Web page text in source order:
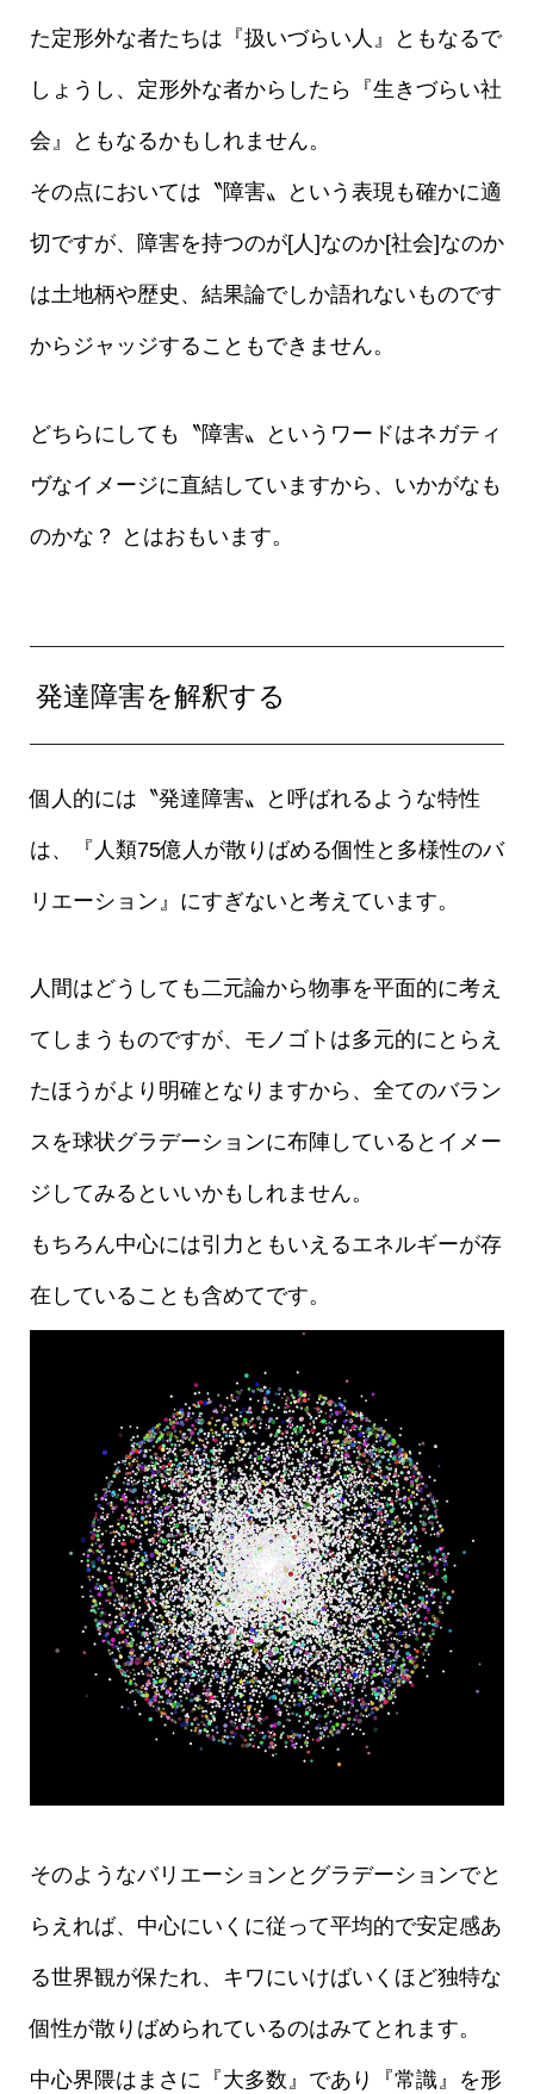
た定形外な者たちは『扱いづらい人』ともなるで
しょうし、定形外な者からしたら『生きづらい社
会』ともなるかもしれません。
その点においては〝障害〟という表現も確かに適
切ですが、障害を持つのが[人]なのか[社会]なのか
は土地柄や歴史、結果論でしか語れないものです
からジャッジすることもできません。
どちらにしても〝障害〟というワードはネガティ
ヴなイメージに直結していますから、いかがなも
のかな？ とはおもいます。
発達障害を解釈する
個人的には〝発達障害〟と呼ばれるような特性
は、『人類75億人が散りばめる個性と多様性のバ
リエーション』にすぎないと考えています。
人間はどうしても二元論から物事を平面的に考え
てしまうものですが、モノゴトは多元的にとらえ
たほうがより明確となりますから、全てのバラン
スを球状グラデーションに布陣しているとイメー
ジしてみるといいかもしれません。
もちろん中心には引力ともいえるエネルギーが存
在していることも含めてです。
そのようなバリエーションとグラデーションでと
らえれば、中心にいくに従って平均的で安定感あ
る世界観が保たれ、キワにいけばいくほど独特な
個性が散りばめられているのはみてとれます。
中心界隈はまさに『大多数』であり『常識』を形